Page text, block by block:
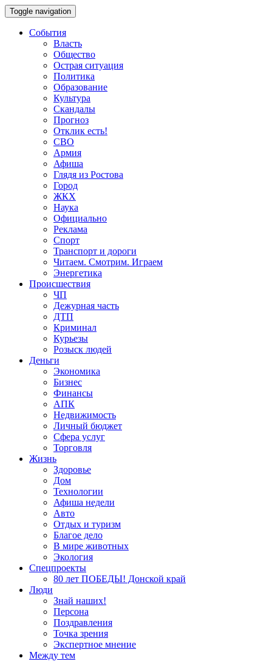
Toggle navigation
События
Власть
Общество
Острая ситуация
Политика
Образование
Культура
Скандалы
Прогноз
Отклик есть!
СВО
Армия
Афиша
Глядя из Ростова
Город
ЖКХ
Наука
Официально
Реклама
Спорт
Транспорт и дороги
Читаем. Смотрим. Играем
Энергетика
Происшествия
ЧП
Дежурная часть
ДТП
Криминал
Курьезы
Розыск людей
Деньги
Экономика
Бизнес
Финансы
АПК
Недвижимость
Личный бюджет
Сфера услуг
Торговля
Жизнь
Здоровье
Дом
Технологии
Афиша недели
Авто
Отдых и туризм
Благое дело
В мире животных
Экология
Спецпроекты
80 лет ПОБЕДЫ! Донской край
Люди
Знай наших!
Персона
Поздравления
Точка зрения
Экспертное мнение
Между тем